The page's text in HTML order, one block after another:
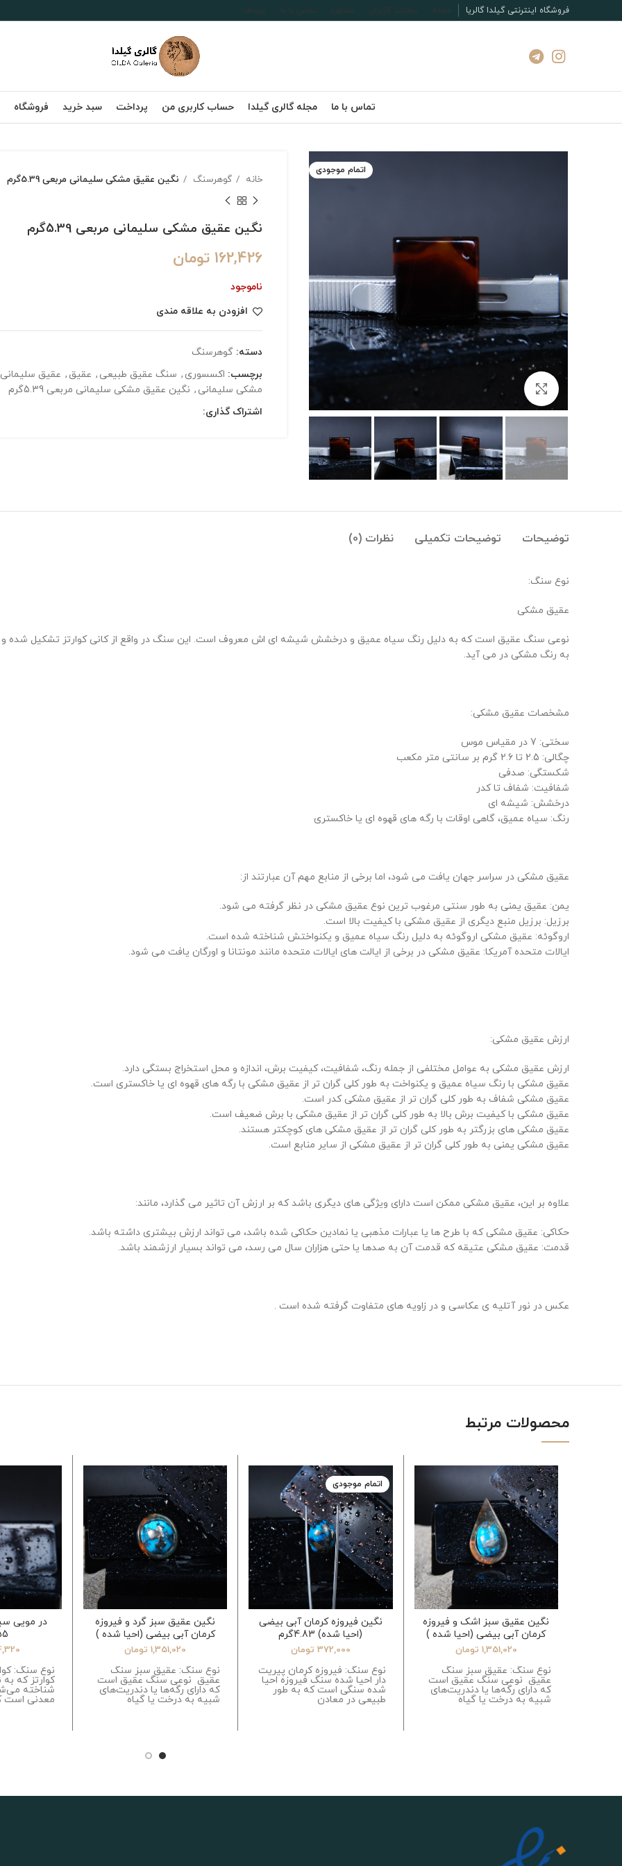
فروشگاه اینترنتی گیلدا گالریا مجله مطالب کاربران مشاوره تماس با ما برندها
تماس با ما مجله گالری گیلدا حساب کاربری من پرداخت سبد خرید فروشگاه
اتمام موجودی
بزرگنمایی تصویر
خانه گوهرسنگ نگین عقیق مشکی سلیمانی مربعی 5.39گرم
نگین عقیق مشکی سلیمانی مربعی 5.39گرم
162,426 تومان
ناموجود
افزودن به علاقه مندی
دسته: گوهرسنگ
برچسب: اکسسوری , سنگ عقیق طبیعی , عقیق, عقیق سلیمانی
مشکی سلیمانی , نگین عقیق مشکی سلیمانی مربعی 5.39گرم
اشتراک گذاری:
توضیحات توضیحات تکمیلی نظرات (0)
نوع سنگ:
عقیق مشکی
نوعی سنگ عقیق است که به دلیل رنگ سیاه عمیق و درخشش شیشه ای اش معروف است. این سنگ در واقع از کانی کوارتز تشکیل شده و به
به رنگ مشکی در می آید.
مشخصات عقیق مشکی:
سختی: 7 در مقیاس موس
چگالی: 2.5 تا 2.6 گرم بر سانتی متر مکعب
شکستگی: صدفی
شفافیت: شفاف تا کدر
درخشش: شیشه ای
رنگ: سیاه عمیق، گاهی اوقات با رگه های قهوه ای یا خاکستری
عقیق مشکی در سراسر جهان یافت می شود، اما برخی از منابع مهم آن عبارتند از:
یمن: عقیق یمنی به طور سنتی مرغوب ترین نوع عقیق مشکی در نظر گرفته می شود.
برزیل: برزیل منبع دیگری از عقیق مشکی با کیفیت بالا است.
اروگوئه: عقیق مشکی اروگوئه به دلیل رنگ سیاه عمیق و یکنواختش شناخته شده است.
ایالات متحده آمریکا: عقیق مشکی در برخی از ایالت های ایالات متحده مانند مونتانا و اورگان یافت می شود.
ارزش عقیق مشکی:
ارزش عقیق مشکی به عوامل مختلفی از جمله رنگ، شفافیت، کیفیت برش، اندازه و محل استخراج بستگی دارد.
عقیق مشکی با رنگ سیاه عمیق و یکنواخت به طور کلی گران تر از عقیق مشکی با رگه های قهوه ای یا خاکستری است.
عقیق مشکی شفاف به طور کلی گران تر از عقیق مشکی کدر است.
عقیق مشکی با کیفیت برش بالا به طور کلی گران تر از عقیق مشکی با برش ضعیف است.
عقیق مشکی های بزرگتر به طور کلی گران تر از عقیق مشکی های کوچکتر هستند.
عقیق مشکی یمنی به طور کلی گران تر از عقیق مشکی از سایر منابع است.
علاوه بر این، عقیق مشکی ممکن است دارای ویژگی های دیگری باشد که بر ارزش آن تاثیر می گذارد، مانند:
حکاکی: عقیق مشکی که با طرح ها یا عبارات مذهبی یا نمادین حکاکی شده باشد، می تواند ارزش بیشتری داشته باشد.
قدمت: عقیق مشکی عتیقه که قدمت آن به صدها یا حتی هزاران سال می رسد، می تواند بسیار ارزشمند باشد.
عکس در نور آتلیه ی عکاسی و در زاویه های متفاوت گرفته شده است .
محصولات مرتبط
نگین عقیق سبز اشک و فیروزه
کرمان آبی بیضی (احیا شده )
10.79گرم
1,351,020 تومان
نوع سنگ: عقیق سبز سنگ
عقیق نوعی سنگ عقیق است
که دارای رگه‌ها یا دندریت‌های
شبیه به درخت یا گیاه
اتمام موجودی
نگین فیروزه کرمان آبی بیضی
(احیا شده) 4.83گرم
372,000 تومان
نوع سنگ: فیروزه کرمان پیریت
دار احیا شده سنگ فیروزه احیا
شده سنگی است که به طور
طبیعی در معادن
نگین عقیق سبز گرد و فیروزه
کرمان آبی بیضی (احیا شده )
11.98گرم
1,351,020 تومان
نوع سنگ: عقیق سبز سنگ
عقیق نوعی سنگ عقیق است
که دارای رگه‌ها یا دندریت‌های
شبیه به درخت یا گیاه
در مویی
نوع سنگ:
کوارتز که
شناخته
معدنی است